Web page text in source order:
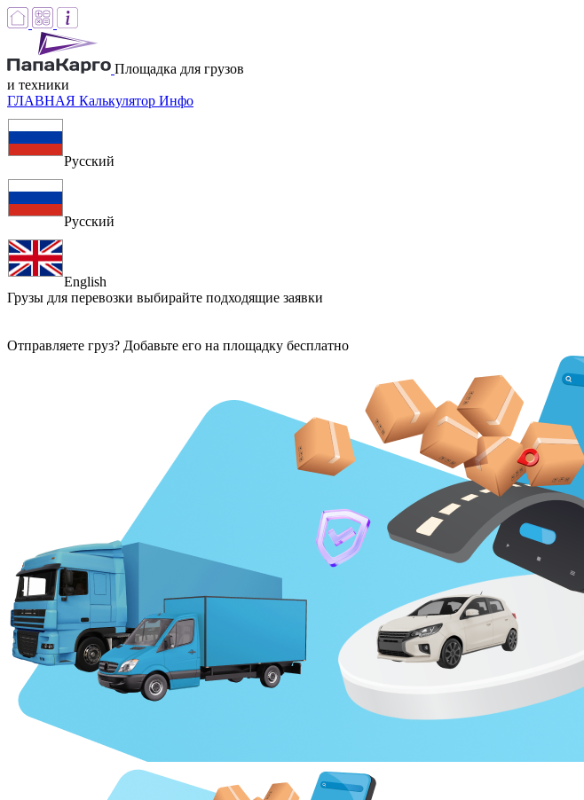
Площадка для грузов
и техники
ГЛАВНАЯ Калькулятор Инфо
Русский
Русский
English
Грузы для перевозки выбирайте подходящие заявки
Отправляете груз? Добавьте его на площадку бесплатно